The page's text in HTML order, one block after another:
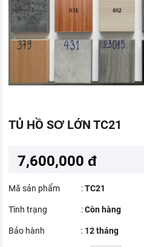
TỦ HỒ SƠ LỚN TC21
7,600,000 đ
Mã sản phẩm :TC21
Tình trạng :Còn hàng
Bảo hành : 12 tháng